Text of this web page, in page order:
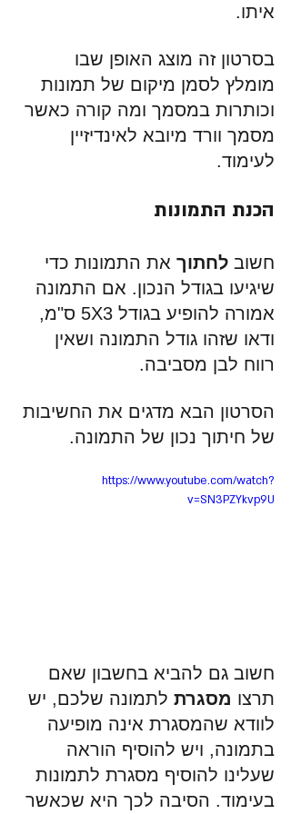
איתו.
בסרטון זה מוצג האופן שבו
מומלץ לסמן מיקום של תמונות
וכותרות במסמך ומה קורה כאשר
מסמך וורד מיובא לאינדיזיין
לעימוד.
הכנת התמונות
חשוב לחתוך את התמונות כדי
שיגיעו בגודל הנכון. אם התמונה
אמורה להופיע בגודל 5X3 ס"מ,
ודאו שזהו גודל התמונה ושאין
רווח לבן מסביבה.
הסרטון הבא מדגים את החשיבות
של חיתוך נכון של התמונה.
https://www.youtube.com/watch?
v=SN3PZYkvp9U
חשוב גם להביא בחשבון שאם
תרצו מסגרת לתמונה שלכם, יש
לוודא שהמסגרת אינה מופיעה
בתמונה, ויש להוסיף הוראה
שעלינו להוסיף מסגרת לתמונות
בעימוד. הסיבה לכך היא שכאשר